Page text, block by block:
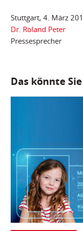
Stuttgart, 4. März
Dr. Roland Peter
Pressesprecher
Das könnte